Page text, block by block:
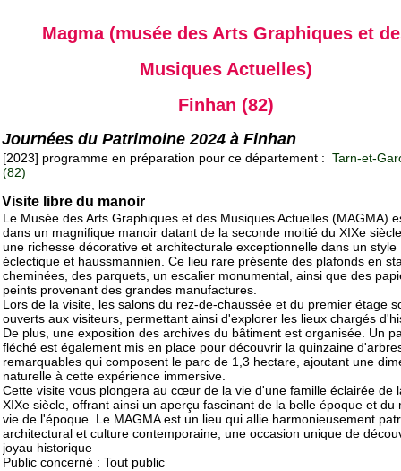
Magma (musée des Arts Graphiques et
Musiques Actuelles)
Finhan (82)
Journées du Patrimoine 2024 à Finhan
[2023] programme en préparation pour ce département : Tarn-et-
(82)
Visite libre du manoir
Le Musée des Arts Graphiques et des Musiques Actuelles (MAGMA)
dans un magnifique manoir datant de la seconde moitié du XIXe
une richesse décorative et architecturale exceptionnelle dans un style
éclectique et haussmannien. Ce lieu rare présente des plafonds en
cheminées, des parquets, un escalier monumental, ainsi que des
peints provenant des grandes manufactures.
Lors de la visite, les salons du rez-de-chaussée et du premier étage
ouverts aux visiteurs, permettant ainsi d'explorer les lieux chargés
De plus, une exposition des archives du bâtiment est organisée. Un
fléché est également mis en place pour découvrir la quinzaine
remarquables qui composent le parc de 1,3 hectare, ajoutant une
naturelle à cette expérience immersive.
Cette visite vous plongera au cœur de la vie d'une famille éclairée de
XIXe siècle, offrant ainsi un aperçu fascinant de la belle époque et du
vie de l'époque. Le MAGMA est un lieu qui allie harmonieusement
architectural et culture contemporaine, une occasion unique de
joyau historique
Public concerné : Tout public